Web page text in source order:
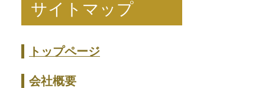
サイトマップ
トップページ
会社概要